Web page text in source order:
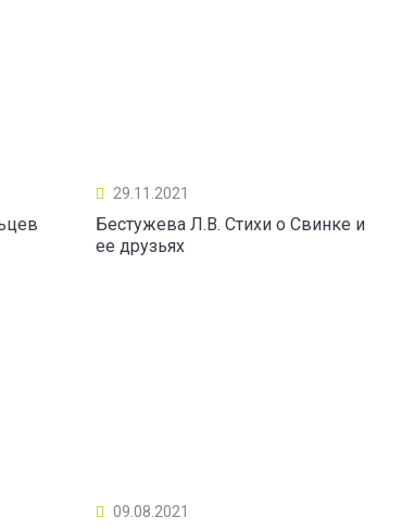
29.11.2021
Бестужева Л.В. Стихи о Свинке и
ее друзьях
09.08.2021